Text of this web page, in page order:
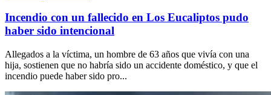
Incendio con un fallecido en Los Eucaliptos pudo
haber sido intencional
Allegados a la víctima, un hombre de 63 años que vivía con una
hija, sostienen que no habría sido un accidente doméstico, y que el
incendio puede haber sido pro...